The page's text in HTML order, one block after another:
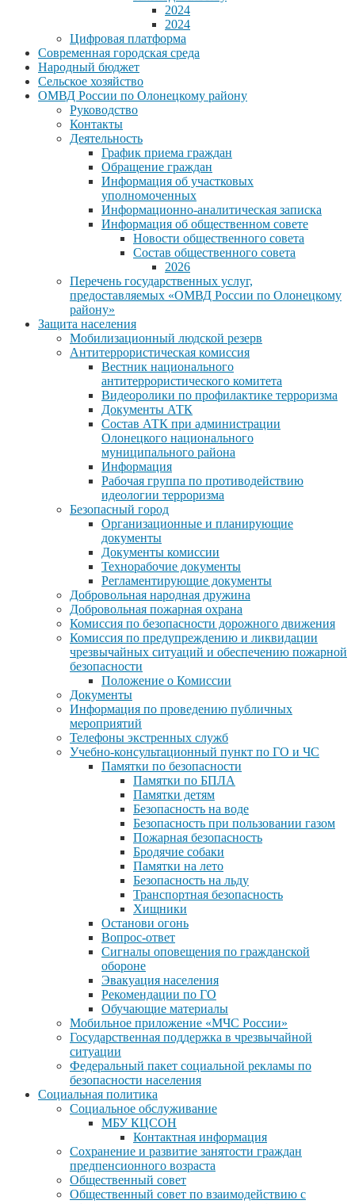
2024
2024
Цифровая платформа
Современная городская среда
Народный бюджет
Сельское хозяйство
ОМВД России по Олонецкому району
Руководство
Контакты
Деятельность
График приема граждан
Обращение граждан
Информация об участковых
уполномоченных
Информационно-аналитическая записка
Информация об общественном совете
Новости общественного совета
Состав общественного совета
2026
Перечень государственных услуг,
предоставляемых «ОМВД России по Олонецкому
району»
Защита населения
Мобилизационный людской резерв
Антитеррористическая комиссия
Вестник национального
антитеррористического комитета
Видеоролики по профилактике терроризма
Документы АТК
Состав АТК при администрации
Олонецкого национального
муниципального района
Информация
Рабочая группа по противодействию
идеологии терроризма
Безопасный город
Организационные и планирующие
документы
Документы комиссии
Технорабочие документы
Регламентирующие документы
Добровольная народная дружина
Добровольная пожарная охрана
Комиссия по безопасности дорожного движения
Комиссия по предупреждению и ликвидации
чрезвычайных ситуаций и обеспечению пожарной
безопасности
Положение о Комиссии
Документы
Информация по проведению публичных
мероприятий
Телефоны экстренных служб
Учебно-консультационный пункт по ГО и ЧС
Памятки по безопасности
Памятки по БПЛА
Памятки детям
Безопасность на воде
Безопасность при пользовании газом
Пожарная безопасность
Бродячие собаки
Памятки на лето
Безопасность на льду
Транспортная безопасность
Хищники
Останови огонь
Вопрос-ответ
Сигналы оповещения по гражданской
обороне
Эвакуация населения
Рекомендации по ГО
Обучающие материалы
Мобильное приложение «МЧС России»
Государственная поддержка в чрезвычайной
ситуации
Федеральный пакет социальной рекламы по
безопасности населения
Социальная политика
Социальное обслуживание
МБУ КЦСОН
Контактная информация
Сохранение и развитие занятости граждан
предпенсионного возраста
Общественный совет
Общественный совет по взаимодействию с